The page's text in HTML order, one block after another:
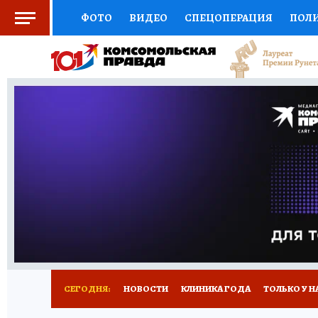
ФОТО ВИДЕО СПЕЦОПЕРАЦИЯ
СОЦПОДДЕРЖКА НАУКА СПОРТ
ВЫБОР ЭКСПЕРТОВ ДОКТОР
ПРОГНОЗЫ НА СПОРТ
НОВОЕ
СЕГОДНЯ: НОВОСТИ КЛИНИКА ГОДА ТОЛЬКО У